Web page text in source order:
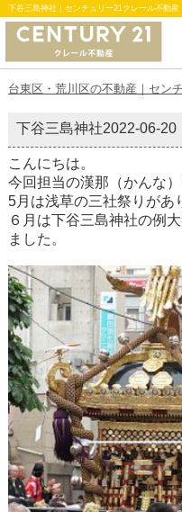
下谷三島神社｜センチュリー21クレール不動産
台東区・荒川区の不動産｜セン
下谷三島神社2022-06-20
こんにちは。
今回担当の漢那（かんな）
5月は浅草の三社祭りがあ
６月は下谷三島神社の例
ました。